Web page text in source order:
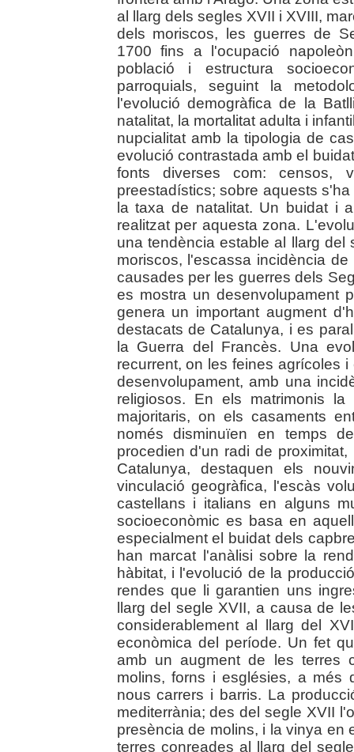
al llarg dels segles XVII i XVIII,
dels moriscos, les guerres de
1700 fins a l'ocupació
població i estructura
parroquials, seguint la
l'evolució demogràfica de la
natalitat, la mortalitat adulta i
nupcialitat amb la tipologia de
evolució contrastada amb el
fonts diverses com: censos,
preestadístics; sobre aquests
la taxa de natalitat. Un buidat i
realitzat per aquesta zona.
una tendència estable al llarg
moriscos, l'escassa incidència
causades per les guerres dels
es mostra un desenvolupament
genera un important augment
destacats de Catalunya, i es
la Guerra del Francès. Una
recurrent, on les feines agrícoles
desenvolupament, amb una
religiosos. En els matrimonis
majoritaris, on els casaments
només disminuïen en temps
procedien d'un radi de
Catalunya, destaquen els
vinculació geogràfica, l'escàs
castellans i italians en alguns
socioeconòmic es basa en
especialment el buidat dels
han marcat l'anàlisi sobre la
hàbitat, i l'evolució de la
rendes que li garantien uns
llarg del segle XVII, a causa de
considerablement al llarg del
econòmica del període. Un fet
amb un augment de les terres
molins, forns i esglésies, a més
nous carrers i barris. La
mediterrània; des del segle XVII
presència de molins, i la vinya en
terres conreades al llarg del